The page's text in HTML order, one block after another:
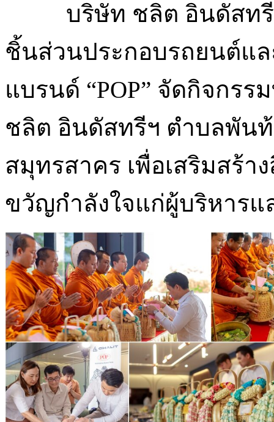
บริษัท ชลิต อินดัสท
ชิ้นส่วนประกอบรถยนต์แ
แบรนด์ “POP” จัดกิจกร
ชลิต อินดัสทรีฯ ตำบลพันท้
สมุทรสาคร เพื่อเสริมสร้า
ขวัญกำลังใจแก่ผู้บริหารแ